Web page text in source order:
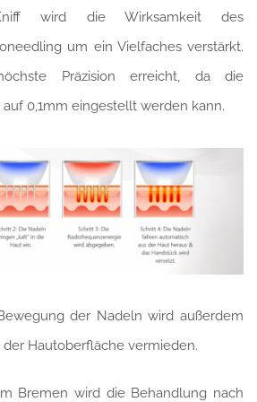
wird die Wirksamkeit des
um ein Vielfaches verstärkt.
Präzision erreicht, da die
0,1mm eingestellt werden kann.
der Nadeln wird außerdem
Hautoberfläche vermieden.
Bremen wird die Behandlung nach